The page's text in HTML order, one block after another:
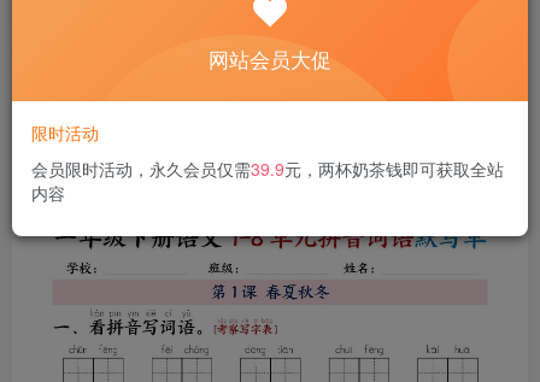
网站会员大促
限时活动
会员限时活动，永久会员仅需39.9元，两杯奶茶钱即可获取全站
内容